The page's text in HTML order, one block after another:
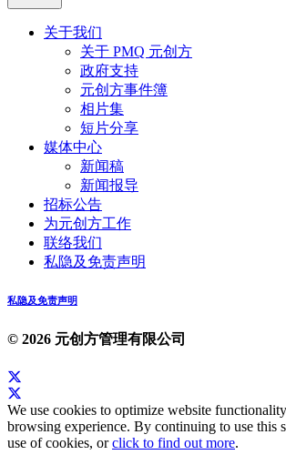
关于我们
关于 PMQ 元创方
政府支持
元创方事件簿
相片集
短片分享
媒体中心
新闻稿
新闻报导
招标公告
为元创方工作
联络我们
私隐及免责声明
私隐及免责声明
© 2026 元创方管理有限公司
We use cookies to optimize website
browsing experience. By continuing to use this
use of cookies, orclick to find out more.